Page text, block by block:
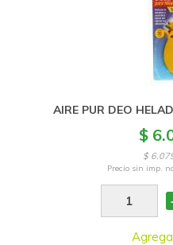
AIRE PUR DEO
$
$
Precio sin imp.